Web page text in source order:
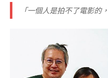
「一個人是拍不了電影的